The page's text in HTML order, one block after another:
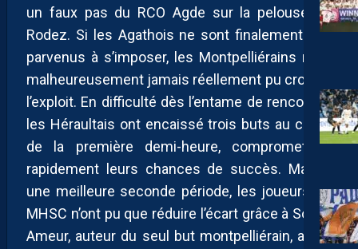
un faux pas du RCO Agde sur la pelouse de
Rodez. Si les Agathois ne sont finalement pas
parvenus à s’imposer, les Montpelliérains n’ont
malheureusement jamais réellement pu croire à
l’exploit. En difficulté dès l’entame de rencontre,
les Héraultais ont encaissé trois buts au cours
de la première demi-heure, compromettant
rapidement leurs chances de succès. Malgré
une meilleure seconde période, les joueurs du
MHSC n’ont pu que réduire l’écart grâce à Soyan
Ameur, auteur du seul but montpelliérain, avant